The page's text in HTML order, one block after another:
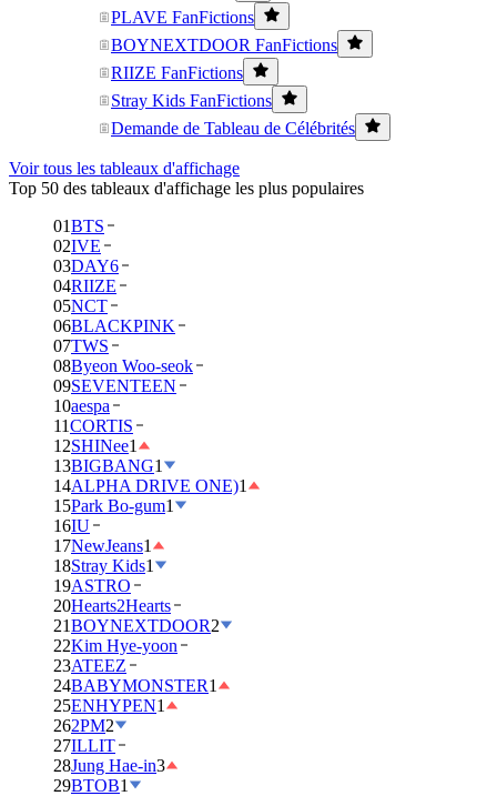
PLAVE FanFictions
BOYNEXTDOOR FanFictions
RIIZE FanFictions
Stray Kids FanFictions
Demande de Tableau de Célébrités
Voir tous les tableaux d'affichage
Top 50 des tableaux d'affichage les plus populaires
01BTS
02IVE
03DAY6
04RIIZE
05NCT
06BLACKPINK
07TWS
08Byeon Woo-seok
09SEVENTEEN
10aespa
11CORTIS
12SHINee1
13BIGBANG1
14ALPHA DRIVE ONE)1
15Park Bo-gum1
16IU
17NewJeans1
18Stray Kids1
19ASTRO
20Hearts2Hearts
21BOYNEXTDOOR2
22Kim Hye-yoon
23ATEEZ
24BABYMONSTER1
25ENHYPEN1
262PM2
27ILLIT
28Jung Hae-in3
29BTOB1